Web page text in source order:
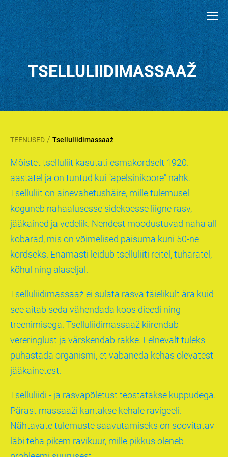
TSELLULIIDIMASSAAŽ
TEENUSED / Tselluliidimassaaž
Mõistet tselluliit kasutati esmakordselt 1920.
aastatel ja on tuntud kui "apelsinikoore" nahk.
Tselluliit on ainevahetushäire, mille tulemusel
koguneb nahaalusesse sidekoesse liigne rasv,
jääkained ja vedelik. Nendest moodustuvad naha all
kobarad, mis on võimelised paisuma kuni 50-ne
kordseks. Enamasti leidub tselluliiti reitel, tuharatel,
kõhul ning alaseljal.
Tselluliidimassaaž ei sulata rasva täielikult ära kuid
see aitab seda vähendada koos dieedi ning
treenimisega. Tselluliidimassaaž kiirendab
vereringlust ja värskendab rakke. Eelnevalt tuleks
puhastada organismi, et vabaneda kehas olevatest
jääkainetest.
Tselluliidi - ja rasvapõletust teostatakse kuppudega.
Pärast massaaži kantakse kehale ravigeeli.
Nähtavate tulemuste saavutamiseks on soovitatav
läbi teha pikem ravikuur, mille pikkus oleneb